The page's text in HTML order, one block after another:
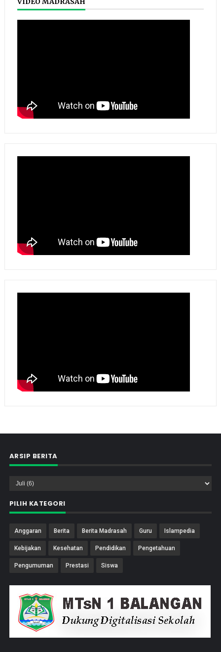
ARSIP BERITA
PILIH KATEGORI
Anggaran Berita Berita Madrasah Guru Islampedia
Kebijakan Kesehatan Pendidikan Pengetahuan
Pengumuman Prestasi Siswa